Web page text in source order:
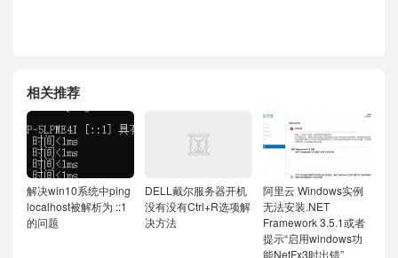
相关推荐
解决win10系统中ping
localhost被解析为 ::1
的问题
DELL戴尔服务器开机
没有没有Ctrl+R选项解
决方法
阿里云 Windows实例
无法安装.NET
Framework 3.5.1或者
提示“启用windows功
能NetFx3时出错”